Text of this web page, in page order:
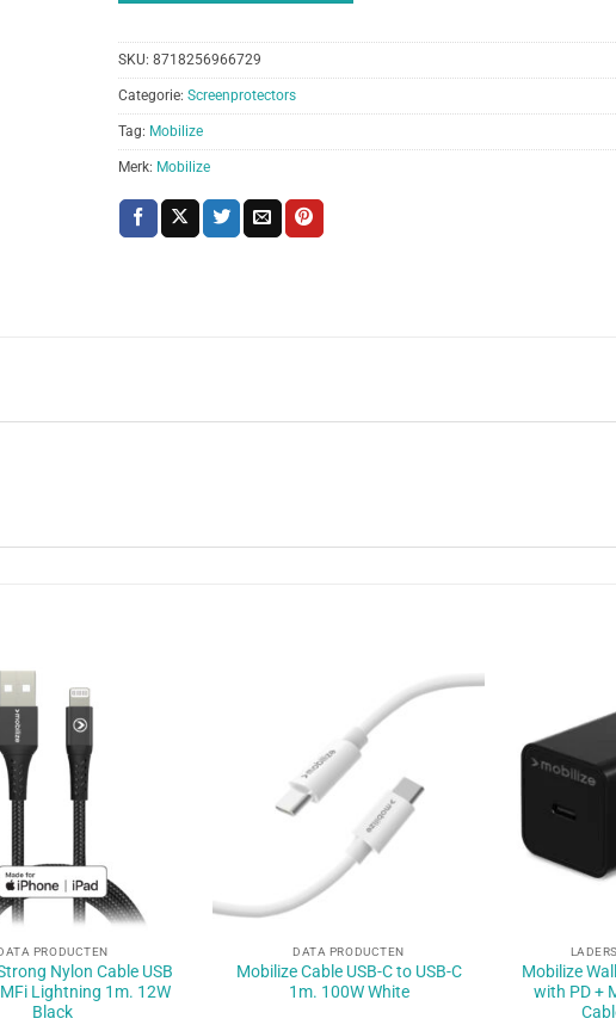
SKU: 8718256966729
Categorie: Screenprotectors
Tag: Mobilize
Merk: Mobilize
PRODUCTEN
Nylon Cable USB
Lightning 1m. 12W
Black
+
DATA PRODUCTEN
Mobilize Cable USB-C to USB-C
1m. 100W White
Mobilize
with PD +